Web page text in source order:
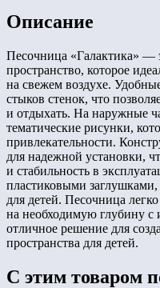
Описание
Песочница «Галактика» —
пространство, которое
на свежем воздухе.
стыков стенок, что
и отдыхать. На наружные
тематические рисунки,
привлекательности.
для надежной установки,
и стабильность в
пластиковыми заглушками,
для детей. Песочница
на необходимую глубину с
отличное решение для
пространства для детей.
С этим товаром